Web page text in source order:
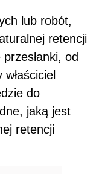
lub robót,
retencji
od
do
jaką jest
retencji